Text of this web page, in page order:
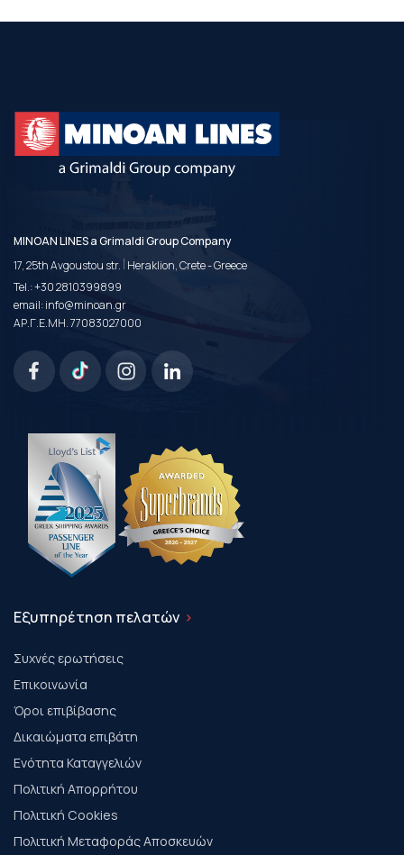
MINOAN LINES a Grimaldi Group Company
17, 25th Avgoustou str. | Heraklion, Crete - Greece
Tel.:+30 2810399899
email:info@minoan.gr
ΑΡ.Γ.Ε.ΜΗ. 77083027000
Εξυπηρέτηση πελατών
Συχνές ερωτήσεις
Επικοινωνία
Όροι επιβίβασης
Δικαιώματα επιβάτη
Ενότητα Καταγγελιών
Πολιτική Απορρήτου
Πολιτική Cookies
Πολιτική Μεταφοράς Αποσκευών